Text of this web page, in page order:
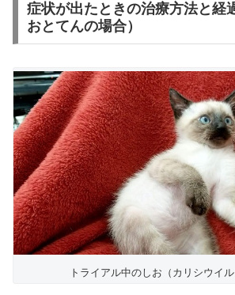
症状が出たときの治療方法と経
おとてんの場合）
トライアル中のしお（カリシウイル